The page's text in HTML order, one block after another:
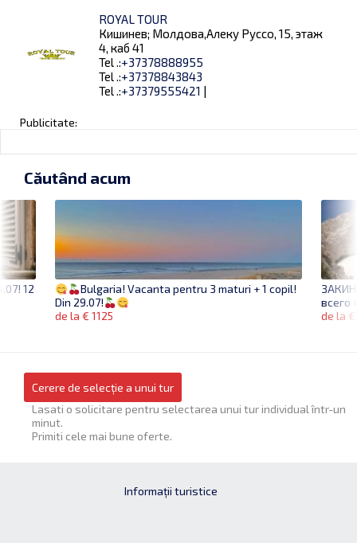
ROYAL TOUR
Кишинев; Молдова,Алеку Руссо, 15, этаж
4, каб 41
Tel .:+37378888955
Tel .:+37378843843
Tel .:+37379555421 |
Publicitate:
12
всего
de la
Căutând acum
Bulgaria! Vacanta pentru 3 maturi + 1 copil!
Din 29.07!
de la € 1125
Cerere de selecție a unui tur
Lasati o solicitare pentru selectarea unui tur individual într-un
minut.
Primiti cele mai bune oferte.
Informații turistice